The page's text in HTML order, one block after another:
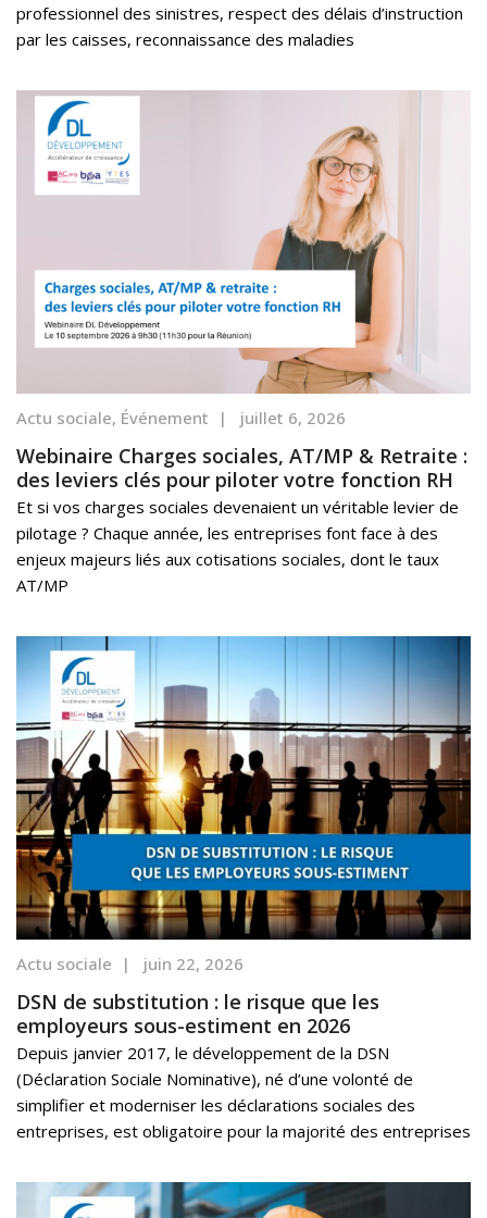
professionnel des sinistres, respect des délais d’instruction
par les caisses, reconnaissance des maladies
Actu sociale, Événement | juillet 6, 2026
Webinaire Charges sociales, AT/MP & Retraite :
des leviers clés pour piloter votre fonction RH
Et si vos charges sociales devenaient un véritable levier de
pilotage ? Chaque année, les entreprises font face à des
enjeux majeurs liés aux cotisations sociales, dont le taux
AT/MP
Actu sociale | juin 22, 2026
DSN de substitution : le risque que les
employeurs sous-estiment en 2026
Depuis janvier 2017, le développement de la DSN
(Déclaration Sociale Nominative), né d’une volonté de
simplifier et moderniser les déclarations sociales des
entreprises, est obligatoire pour la majorité des entreprises